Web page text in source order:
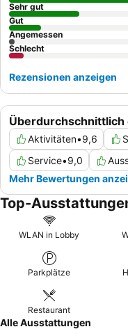
herrliche Aussicht zu
Aktivitäten•9,6
Service•9,0
Mehr Bewertungen
Sehr gut
Gut
Angemessen
Schlecht
Rezensionen anzeigen
Top-
WLAN in Lobby
Parkplätze
Restaurant
Alle Ausstattungen